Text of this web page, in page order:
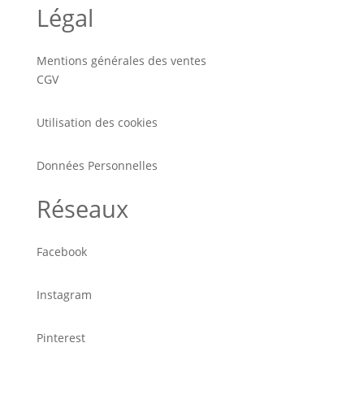
Légal
Mentions générales des ventes
CGV
Utilisation des cookies
Données Personnelles
Réseaux
Facebook
Instagram
Pinterest